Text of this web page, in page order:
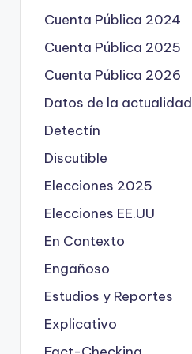
Cuenta Pública 2024
Cuenta Pública 2025
Cuenta Pública 2026
Datos de la actualidad
Detectín
Discutible
Elecciones 2025
Elecciones EE.UU
En Contexto
Engañoso
Estudios y Reportes
Explicativo